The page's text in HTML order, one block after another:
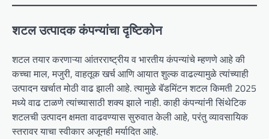
शटल उत्पादक कंपन्यांचा दृष्टिकोन
शटल तयार करणाऱ्या आंतरराष्ट्रीय व भारतीय कंपन्यांचे म्हणणे आहे की
कच्चा माल, मजुरी, वाहतूक खर्च आणि आयात शुल्क वाढल्यामुळे त्यांच्याही
उत्पादन खर्चात मोठी वाढ झाली आहे. त्यामुळे बॅडमिंटन शटल किमती 2025
मध्ये वाढ टाळणे त्यांच्यासाठी शक्य झाले नाही. काही कंपन्यांनी सिंथेटिक
शटलची उत्पादन क्षमता वाढवण्यास सुरुवात केली आहे, परंतु व्यावसायिक
स्तरावर याचा स्वीकार अजूनही मर्यादित आहे.